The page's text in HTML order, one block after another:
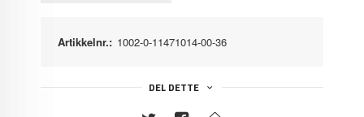
Artikkelnr.: 1002-0-11471014-00-36
DEL DETTE